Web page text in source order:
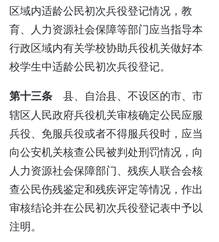
区域内适龄公民初次兵役登记情况，教
育、人力资源社会保障等部门应当指导本
行政区域内有关学校协助兵役机关做好本
校学生中适龄公民初次兵役登记。
第十三条县、自治县、不设区的市、市
辖区人民政府兵役机关审核确定公民应服
兵役、免服兵役或者不得服兵役时，应当
向公安机关核查公民被判处刑罚情况，向
人力资源社会保障部门、残疾人联合会核
查公民伤残鉴定和残疾评定等情况，作出
审核结论并在公民初次兵役登记表中予以
注明。